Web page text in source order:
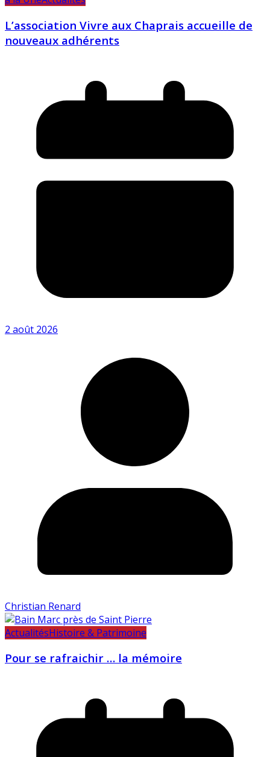
L’association Vivre aux Chaprais accueille de
nouveaux adhérents
2 août 2026
Christian Renard
ActualitésHistoire & Patrimoine
Pour se rafraichir … la mémoire